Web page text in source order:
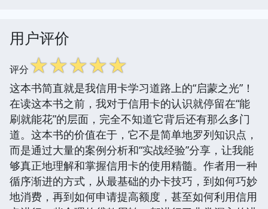
用户评价
评分☆☆☆☆☆
这本书简直就是我信用卡学习道路上的“启蒙之光”！
在读这本书之前，我对于信用卡的认识就停留在“能
刷就能花”的层面，完全不知道它背后还有那么多门
道。这本书的价值在于，它不是简单地罗列知识点，
而是通过大量的案例分析和“实战经验”分享，让我能
够真正地理解和掌握信用卡的使用精髓。作者用一种
循序渐进的方式，从最基础的办卡技巧，到如何巧妙
地消费，再到如何申请提高额度，甚至如何利用信用